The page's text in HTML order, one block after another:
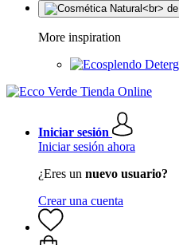
More inspiration
Iniciar sesión
Iniciar sesión ahora
¿Eres un nuevo usuario?
Crear una cuenta